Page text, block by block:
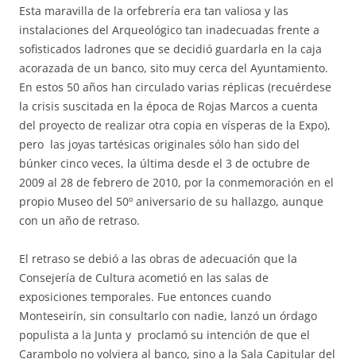
Esta maravilla de la orfebrería era tan valiosa y las
instalaciones del Arqueológico tan inadecuadas frente a
sofisticados ladrones que se decidió guardarla en la caja
acorazada de un banco, sito muy cerca del Ayuntamiento.
En estos 50 años han circulado varias réplicas (recuérdese
la crisis suscitada en la época de Rojas Marcos a cuenta
del proyecto de realizar otra copia en vísperas de la Expo),
pero las joyas tartésicas originales sólo han sido del
búnker cinco veces, la última desde el 3 de octubre de
2009 al 28 de febrero de 2010, por la conmemoración en el
propio Museo del 50º aniversario de su hallazgo, aunque
con un año de retraso.
El retraso se debió a las obras de adecuación que la
Consejería de Cultura acometió en las salas de
exposiciones temporales. Fue entonces cuando
Monteseirín, sin consultarlo con nadie, lanzó un órdago
populista a la Junta y proclamó su intención de que el
Carambolo no volviera al banco, sino a la Sala Capitular del